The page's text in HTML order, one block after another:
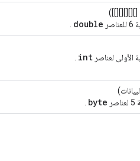
[][][][][]])
double
الأولى لعناصر int
byte